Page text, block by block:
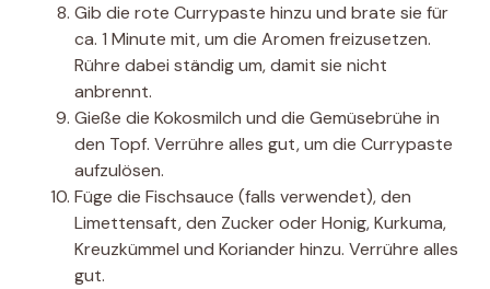
Gib die rote Currypaste hinzu und brate sie für
ca. 1 Minute mit, um die Aromen freizusetzen.
Rühre dabei ständig um, damit sie nicht
anbrennt.
Gieße die Kokosmilch und die Gemüsebrühe in
den Topf. Verrühre alles gut, um die Currypaste
aufzulösen.
Füge die Fischsauce (falls verwendet), den
Limettensaft, den Zucker oder Honig, Kurkuma,
Kreuzkümmel und Koriander hinzu. Verrühre alles
gut.